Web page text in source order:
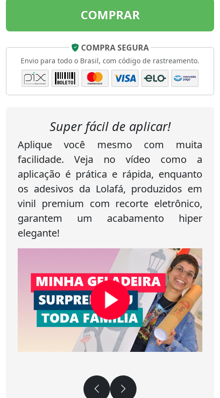
COMPRAR
COMPRA SEGURA
Envio para todo o Brasil, com código de rastreamento.
Super fácil de aplicar!
Aplique você mesmo com muita
facilidade. Veja no vídeo como a
aplicação é prática e rápida, enquanto
os adesivos da Lolafá, produzidos em
vinil premium com recorte eletrônico,
garantem um acabamento hiper
elegante!